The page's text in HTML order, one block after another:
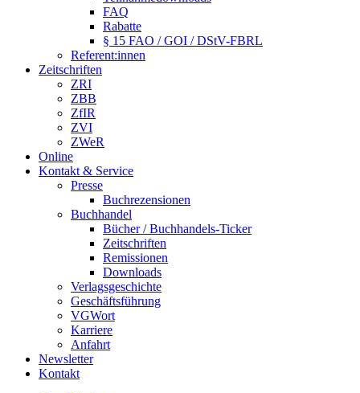
FAQ
Rabatte
§ 15 FAO / GOI / DStV-FBRL
Referent:innen
Zeitschriften
ZRI
ZBB
ZfIR
ZVI
ZWeR
Online
Kontakt & Service
Presse
Buchrezensionen
Buchhandel
Bücher / Buchhandels-Ticker
Zeitschriften
Remissionen
Downloads
Verlagsgeschichte
Geschäftsführung
VGWort
Karriere
Anfahrt
Newsletter
Kontakt